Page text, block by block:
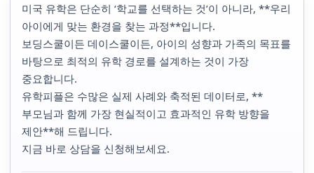
미국 유학은 단순히 ‘학교를 선택하는 것’이 아니라, **우리
아이에게 맞는 환경을 찾는 과정**입니다.
보딩스쿨이든 데이스쿨이든, 아이의 성향과 가족의 목표를
바탕으로 최적의 유학 경로를 설계하는 것이 가장
중요합니다.
유학피플은 수많은 실제 사례와 축적된 데이터로, **
부모님과 함께 가장 현실적이고 효과적인 유학 방향을
제안**해 드립니다.
지금 바로 상담을 신청해보세요.